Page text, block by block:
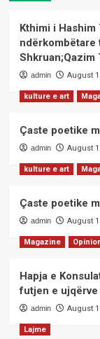
Kthimi i
ndërkombëtare
Shkruan;Qazim
admin August
kulture e art
Çaste poetike
admin August
kulture e art
Çaste poetike
admin August
Magazine
Hapja e
futjen e ujqërve
admin August
Lajme